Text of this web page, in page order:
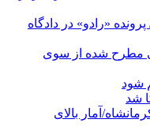
«رادو» در دادگاه
مطرح شده از سوی
شود
شد
آمار بالای